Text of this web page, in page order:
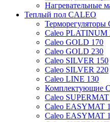
Нагревательные
Теплый пол CALEO
Терморегуляторы
Caleo PLATINUM
Caleo GOLD 170
Caleo GOLD 230
Caleo SILVER 150
Caleo SILVER 220
Caleo LINE 130
Комплектующие
Caleo
Caleo EASYMAT
Caleo EASYMAT